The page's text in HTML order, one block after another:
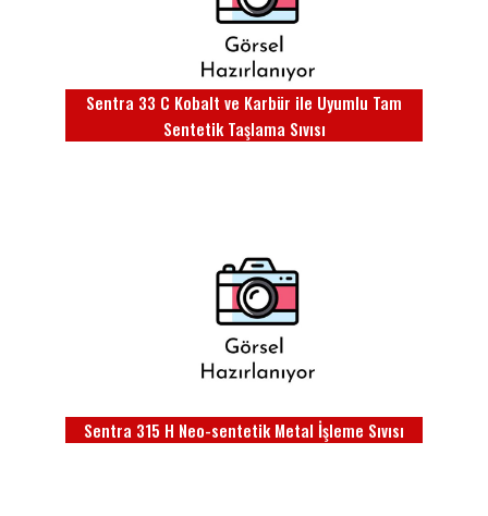
Sentra 33 C Kobalt ve Karbür ile Uyumlu Tam
Sentetik Taşlama Sıvısı
Sentra 315 H Neo-sentetik Metal İşleme Sıvısı